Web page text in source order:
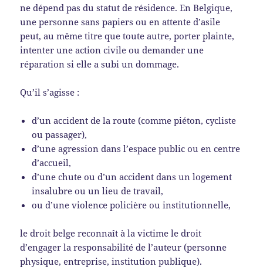
ne dépend pas du statut de résidence. En Belgique,
une personne sans papiers ou en attente d’asile
peut, au même titre que toute autre, porter plainte,
intenter une action civile ou demander une
réparation si elle a subi un dommage.
Qu’il s’agisse :
d’un accident de la route (comme piéton, cycliste
ou passager),
d’une agression dans l’espace public ou en centre
d’accueil,
d’une chute ou d’un accident dans un logement
insalubre ou un lieu de travail,
ou d’une violence policière ou institutionnelle,
le droit belge reconnaît à la victime le droit
d’engager la responsabilité de l’auteur (personne
physique, entreprise, institution publique).